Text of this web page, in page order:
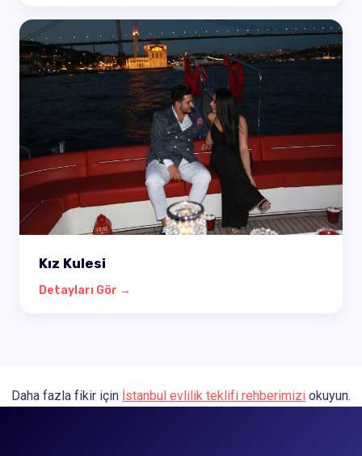
Kız Kulesi
Detayları Gör →
Daha fazla fikir için İstanbul evlilik teklifi rehberimizi okuyun.